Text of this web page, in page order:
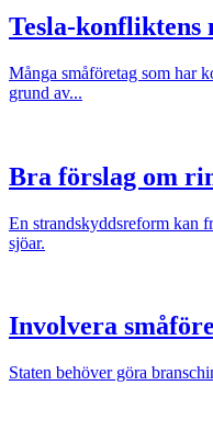
Tesla-konfliktens
Många småföretag som har
grund av...
Bra förslag om
En strandskyddsreform kan
sjöar.
Involvera
Staten behöver göra